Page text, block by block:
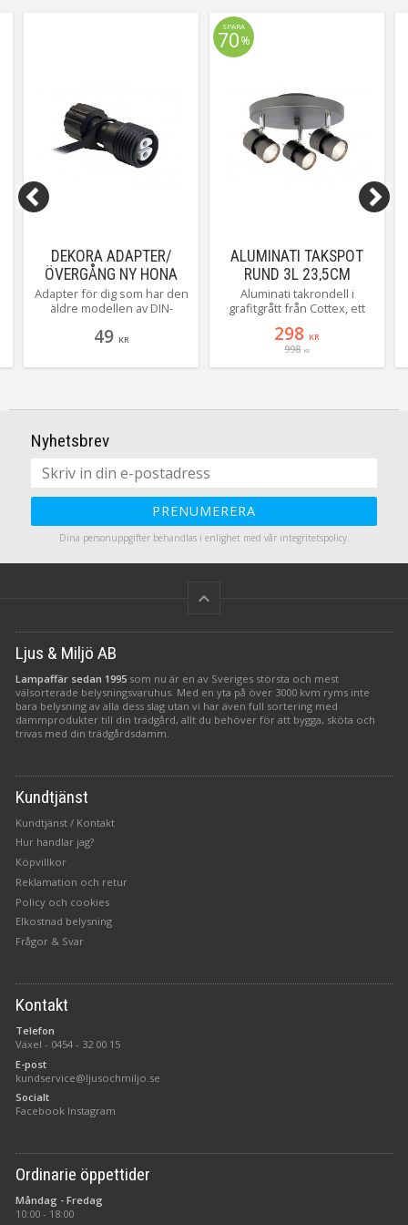
DEKORA ADAPTER/
ÖVERGÅNG NY HONA
Adapter för dig som har den
äldre modellen av DIN-
övergång till nya standarden.
49 KR
ALUMINATI TAKSPOT
RUND 3L 23,5CM
GRAFITGRÅ
Aluminati takrondell i
grafitgrått från Cottex, ett
Med en enkel och stilren
design passar hen in i de
allra flesta hem och hus.
298 KR
998 KR
SPARA
70%
Nyhetsbrev
PRENUMERERA
Dina personuppgifter behandlas i enlighet med vår integritetspolicy.
keyboard_arrow_up
Ljus & Miljö AB
Lampaffär sedan 1995 som nu är en av Sveriges största och mest
välsorterade belysningsvaruhus. Med en yta på över 3000 kvm ryms inte
bara belysning av alla dess slag utan vi har även full sortering med
dammprodukter till din trädgård, allt du behöver för att bygga, sköta och
trivas med din trädgårdsdamm.
Kundtjänst
Kundtjänst / Kontakt
Hur handlar jag?
Köpvillkor
Reklamation och retur
Policy och cookies
Elkostnad belysning
Frågor & Svar
Kontakt
Telefon
Växel - 0454 - 32 00 15
E-post
kundservice@ljusochmiljo.se
Socialt
Facebook Instagram
Ordinarie öppettider
Måndag - Fredag
10:00 - 18:00